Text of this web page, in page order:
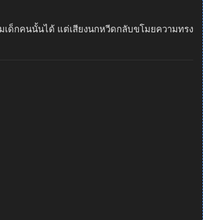
เด็กคนนั้นได้ แต่เสียงนกหวีดกลับขโมยความทรง